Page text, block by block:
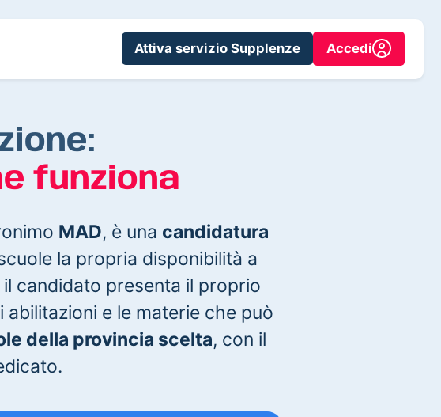
Attiva servizio Supplenze Accedi
funziona
MAD, è una candidatura
la propria disponibilità a
candidato presenta il proprio
e le materie che può
della provincia scelta, con il